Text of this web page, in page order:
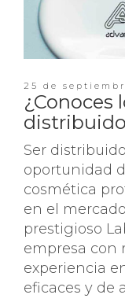
25 de
¿Conoces
Ser
oportunidad
cosmética
en el
prestigioso
empresa con
experiencia
eficaces y de